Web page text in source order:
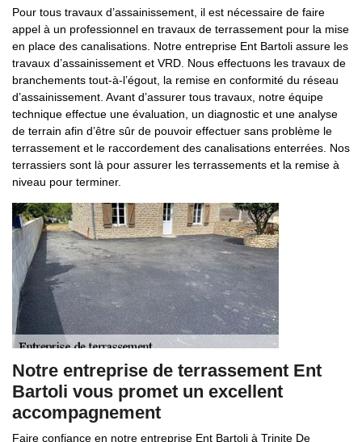
Pour tous travaux d’assainissement, il est nécessaire de faire
appel à un professionnel en travaux de terrassement pour la mise
en place des canalisations. Notre entreprise Ent Bartoli assure les
travaux d’assainissement et VRD. Nous effectuons les travaux de
branchements tout-à-l’égout, la remise en conformité du réseau
d’assainissement. Avant d’assurer tous travaux, notre équipe
technique effectue une évaluation, un diagnostic et une analyse
de terrain afin d’être sûr de pouvoir effectuer sans problème le
terrassement et le raccordement des canalisations enterrées. Nos
terrassiers sont là pour assurer les terrassements et la remise à
niveau pour terminer.
Notre entreprise de terrassement Ent
Bartoli vous promet un excellent
accompagnement
Faire confiance en notre entreprise Ent Bartoli à Trinite De